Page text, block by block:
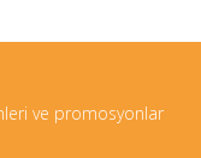
ve promosyonlar